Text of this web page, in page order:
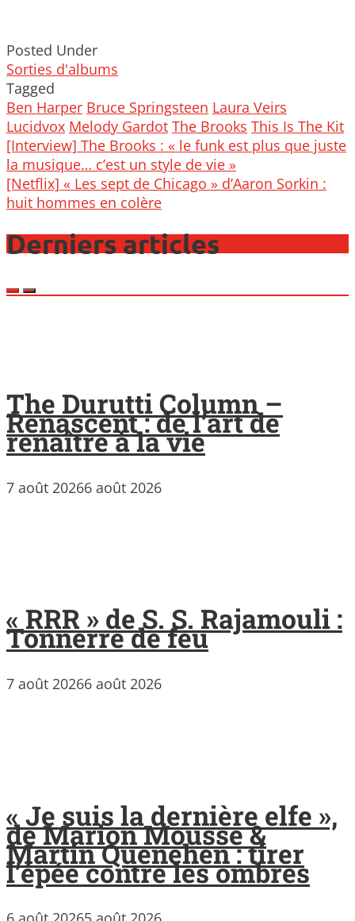
Posted Under
Sorties d'albums
Tagged
Ben Harper Bruce Springsteen Laura Veirs
Lucidvox Melody Gardot The Brooks This Is The Kit
Post
navigation
[Interview] The Brooks : « le funk est plus que juste
la musique… c’est un style de vie »
[Netflix] « Les sept de Chicago » d’Aaron Sorkin :
huit hommes en colère
Derniers articles
The Durutti Column –
Renascent : de l’art de
renaître à la vie
7 août 20266 août 2026
« RRR » de S. S. Rajamouli :
Tonnerre de feu
7 août 20266 août 2026
« Je suis la dernière elfe »,
de Marion Mousse &
Martin Quenehen : tirer
l’épée contre les ombres